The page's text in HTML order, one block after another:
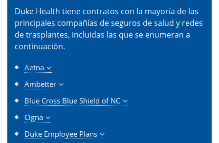
Duke Health tiene contratos con la mayoría de las
principales compañías de seguros de salud y redes
de trasplantes, incluidas las que se enumeran a
continuación.
Aetna
Ambetter
Blue Cross Blue Shield of NC
Cigna
Duke Employee Plans